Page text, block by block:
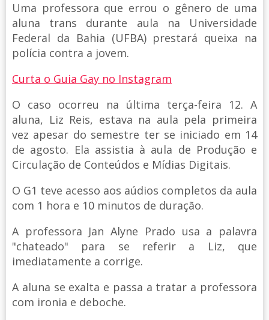
Uma professora que errou o gênero de uma
aluna trans durante aula na Universidade
Federal da Bahia (UFBA) prestará queixa na
polícia contra a jovem.
Curta o Guia Gay no Instagram
O caso ocorreu na última terça-feira 12. A
aluna, Liz Reis, estava na aula pela primeira
vez apesar do semestre ter se iniciado em 14
de agosto. Ela assistia à aula de Produção e
Circulação de Conteúdos e Mídias Digitais.
O G1 teve acesso aos aúdios completos da aula
com 1 hora e 10 minutos de duração.
A professora Jan Alyne Prado usa a palavra
"chateado" para se referir a Liz, que
imediatamente a corrige.
A aluna se exalta e passa a tratar a professora
com ironia e deboche.